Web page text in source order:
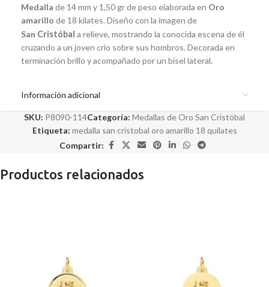
Medalla de 14 mm y 1,50 gr de peso elaborada en Oro
amarillo de 18 kilates. Diseño con la imagen de
San Cristóbal a relieve, mostrando la conocida escena de él
cruzando a un joven crio sobre sus hombros. Decorada en
terminación brillo y acompañado por un bisel lateral.
Información adicional
SKU: P8090-114Categoría: Medallas de Oro San Cristóbal
Etiqueta: medalla san cristobal oro amarillo 18 quilates
Compartir:
Productos relacionados